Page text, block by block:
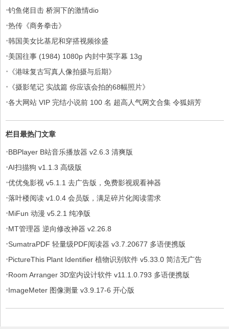
品集
·钓鱼佬目击 桥洞下的激情dio
·热传《商务拳击》
·韩国美女比基尼和穿搭视频徐盛
·美国往事 (1984) 1080p 内封中英字幕 13g
· 《港味复古写真人像拍摄与后期》
· 《摄影笔记 实战篇 你应该会拍的68幅照片》
·各大网站 VIP 完结小说前 100 名 超高人气网文合集 令狐娟芳
栏目最热门文章
·BBPlayer B站音乐播放器 v2.6.3 清爽版
·AI扫描狗 v1.1.3 高级版
·优优兔影视 v5.1.1 去广告版，免费影视观看神器
·落叶楼阅读 v1.0.4 会员版，满足碎片化阅读需求
·MiFun 动漫 v5.2.1 纯净版
·MT管理器 逆向修改神器 v2.26.8
·SumatraPDF 轻量级PDF阅读器 v3.7.20677 多语便携版
·PictureThis Plant Identifier 植物识别软件 v5.33.0 简洁无广告
·Room Arranger 3D室内设计软件 v11.1.0.793 多语便携版
·ImageMeter 图像测量 v3.9.17-6 开心版